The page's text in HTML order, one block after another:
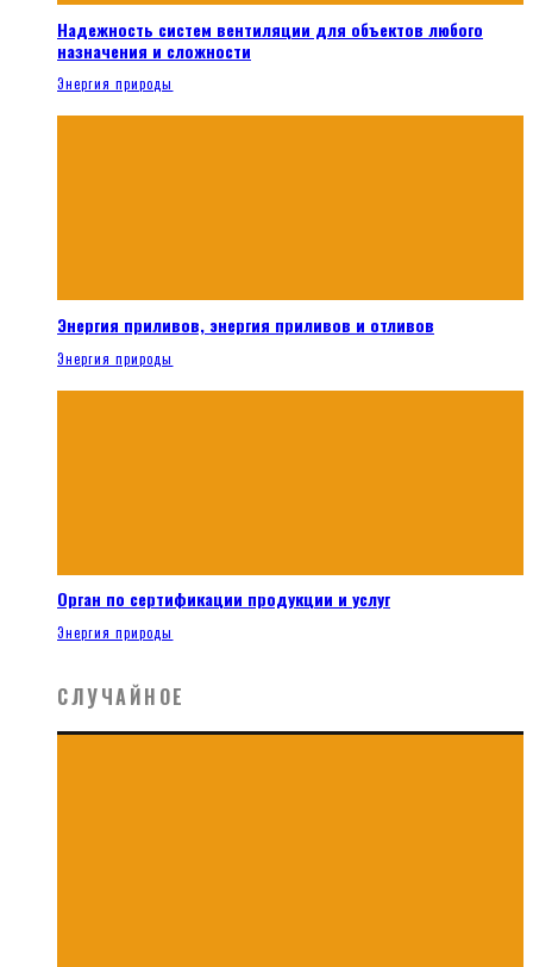
Надежность систем вентиляции для объектов любого
назначения и сложности
Энергия природы
Энергия приливов, энергия приливов и отливов
Энергия природы
Орган по сертификации продукции и услуг
Энергия природы
СЛУЧАЙНОЕ